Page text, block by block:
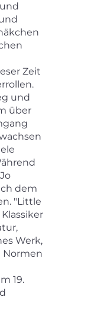
Zeit
und
über
dem
"Little
Werk,
Normen
19.